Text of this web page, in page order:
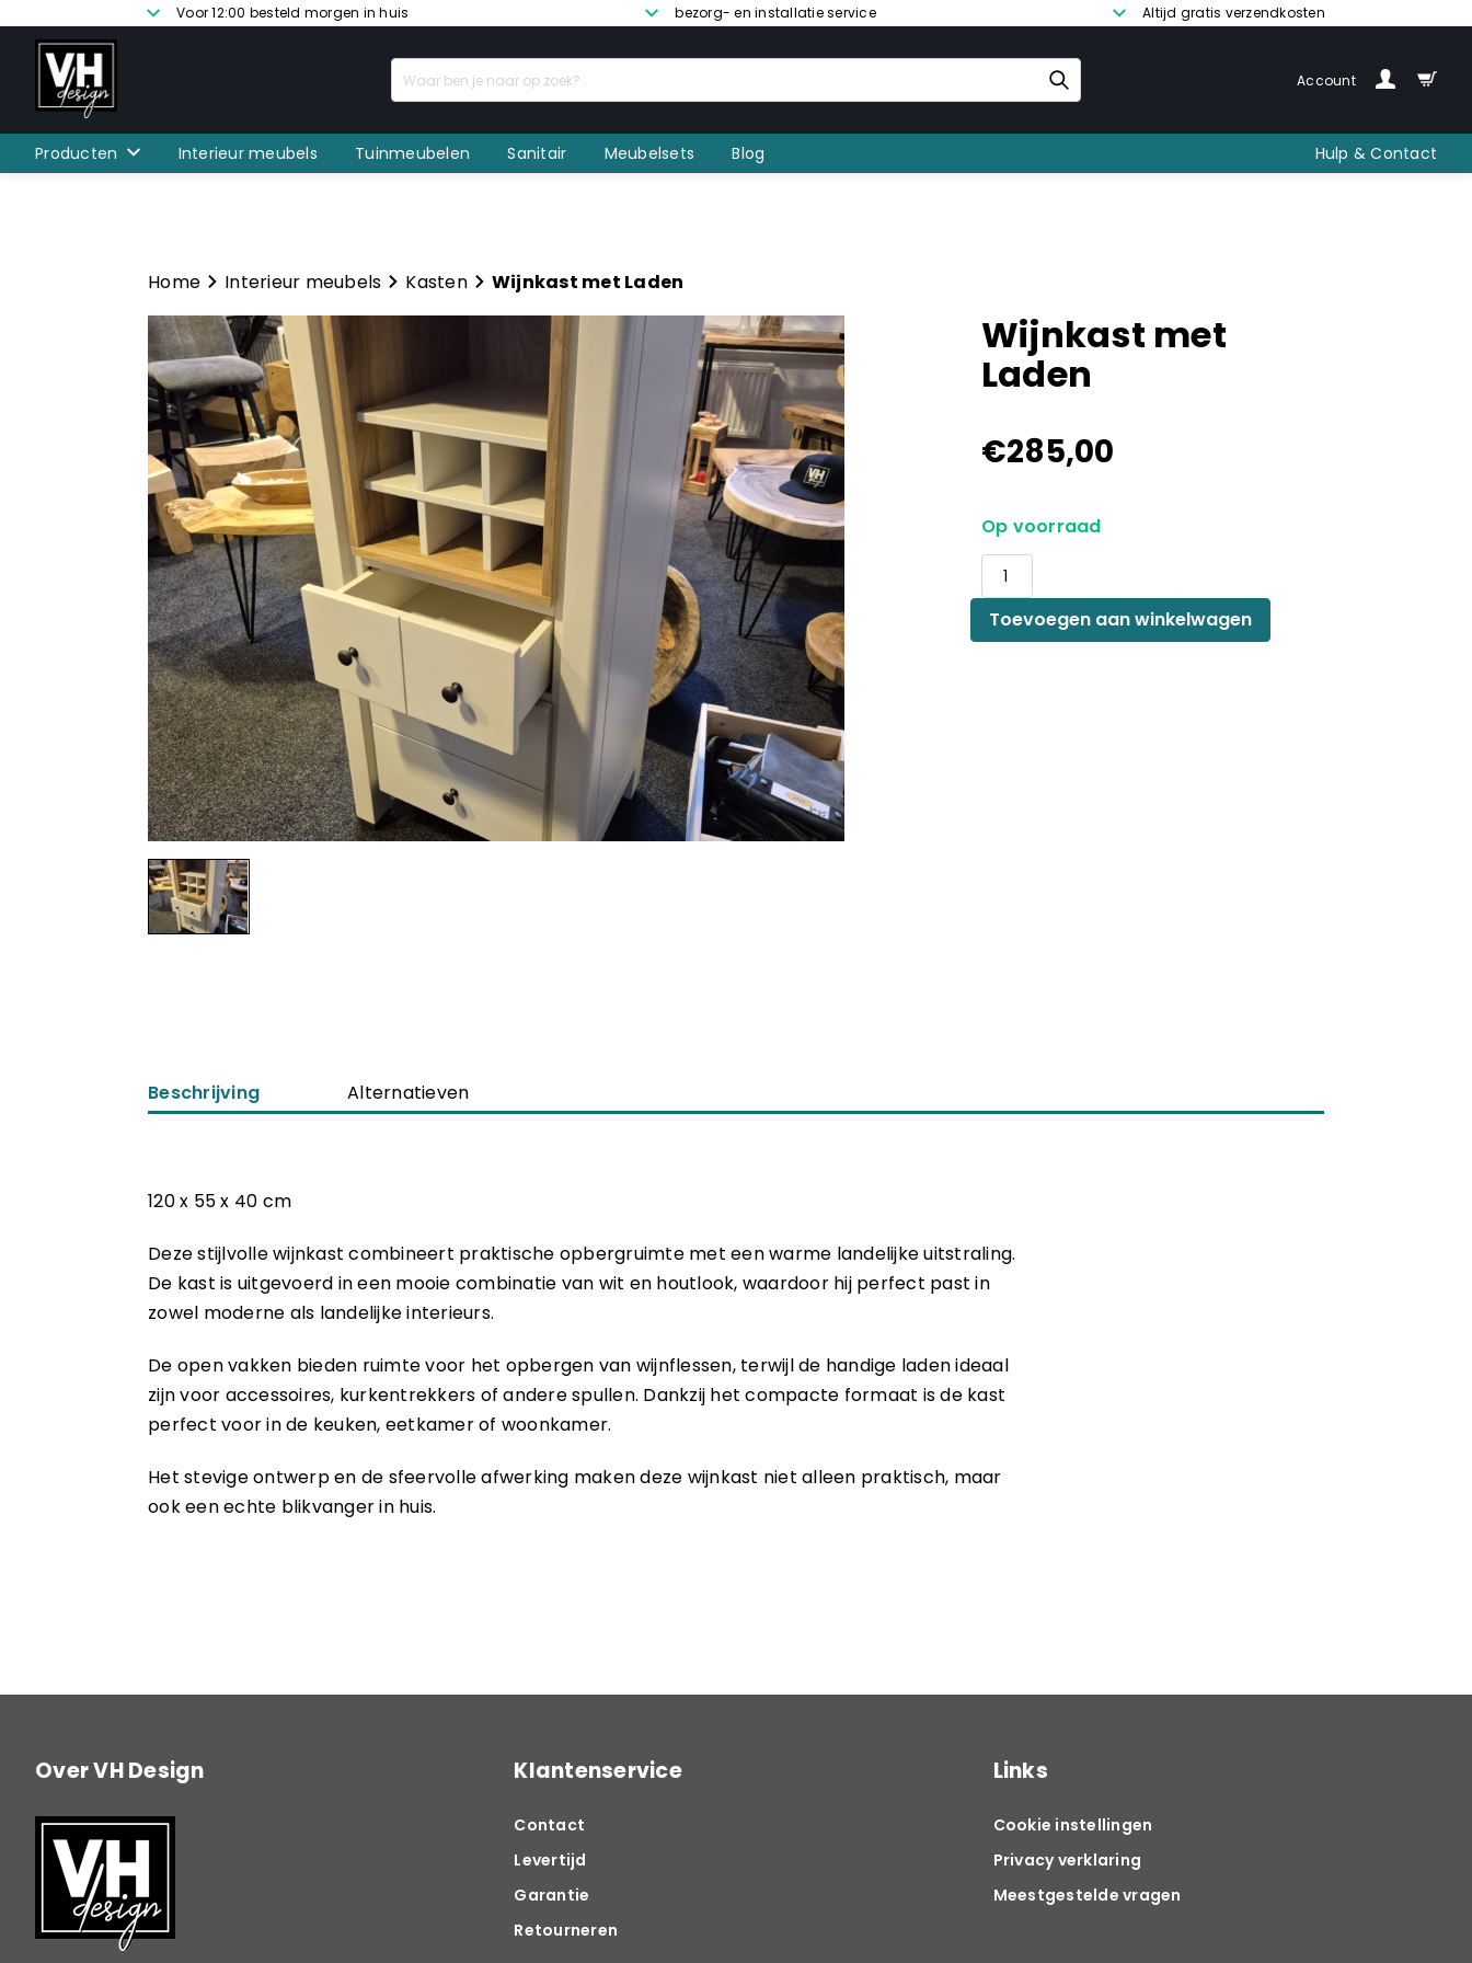
Voor 12:00 besteld morgen in huis bezorg- en installatie service Altijd gratis verzendkosten
Account
Producten Interieur meubels Tuinmeubelen Sanitair Meubelsets Blog Hulp & Contact
Home Interieur meubels Kasten Wijnkast met Laden
Wijnkast met
Laden
€285,00
Op voorraad
Wijnkast
met
Laden
aantal
Toevoegen aan winkelwagen
Beschrijving Alternatieven
120 x 55 x 40 cm
Deze stijlvolle wijnkast combineert praktische opbergruimte met een warme landelijke uitstraling.
De kast is uitgevoerd in een mooie combinatie van wit en houtlook, waardoor hij perfect past in
zowel moderne als landelijke interieurs.
De open vakken bieden ruimte voor het opbergen van wijnflessen, terwijl de handige laden ideaal
zijn voor accessoires, kurkentrekkers of andere spullen. Dankzij het compacte formaat is de kast
perfect voor in de keuken, eetkamer of woonkamer.
Het stevige ontwerp en de sfeervolle afwerking maken deze wijnkast niet alleen praktisch, maar
ook een echte blikvanger in huis.
Over VH Design Klantenservice
Contact
Levertijd
Garantie
Retourneren
Links
Cookie instellingen
Privacy verklaring
Meestgestelde vragen